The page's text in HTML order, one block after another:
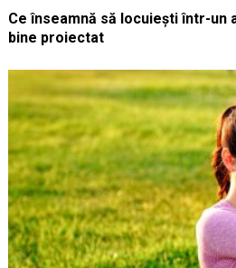
Ce înseamnă să locuiești într-un
bine proiectat